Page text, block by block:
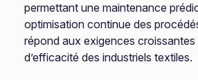
permettant une maintenance
optimisation continue des
répond aux exigences
d’efficacité des industriels textiles.